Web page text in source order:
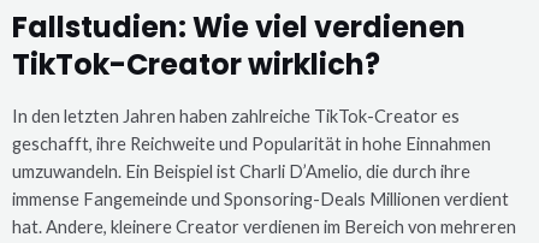
Fallstudien: Wie viel verdienen
TikTok-Creator wirklich?
In den letzten Jahren haben zahlreiche TikTok-Creator es
geschafft, ihre Reichweite und Popularität in hohe Einnahmen
umzuwandeln. Ein Beispiel ist Charli D’Amelio, die durch ihre
immense Fangemeinde und Sponsoring-Deals Millionen verdient
hat. Andere, kleinere Creator verdienen im Bereich von mehreren